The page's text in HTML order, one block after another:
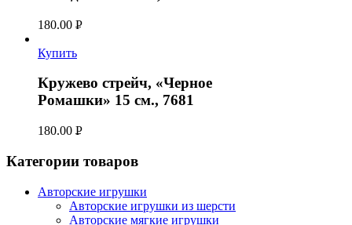
180.00 Р
Купить
Кружево стрейч, «Черное
Ромашки» 15 см., 7681
180.00 Р
Категории товаров
Авторские игрушки
Авторские игрушки из шерсти
Авторские мягкие игрушки